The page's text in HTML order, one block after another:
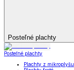
Posteľné plachty
Posteľné plachty
Plachty z mikroplyšu